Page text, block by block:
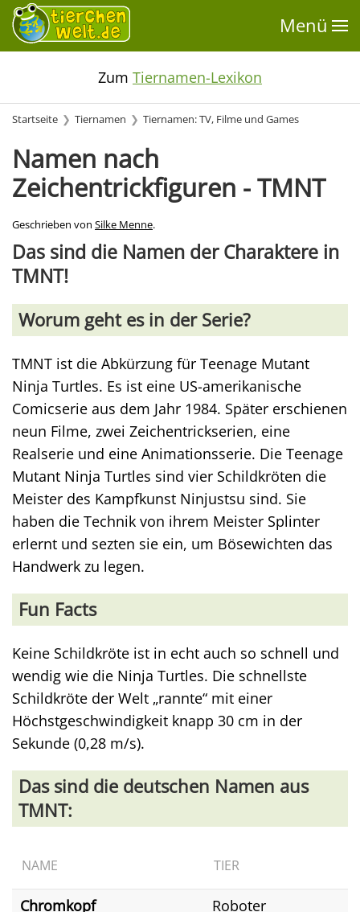
Menü
Zum Tiernamen-Lexikon
Startseite Tiernamen Tiernamen: TV, Filme und Games
Namen nach
Zeichentrickfiguren - TMNT
Geschrieben von Silke Menne.
Das sind die Namen der Charaktere in
TMNT!
Worum geht es in der Serie?
TMNT ist die Abkürzung für Teenage Mutant
Ninja Turtles. Es ist eine US-amerikanische
Comicserie aus dem Jahr 1984. Später erschienen
neun Filme, zwei Zeichentrickserien, eine
Realserie und eine Animationsserie. Die Teenage
Mutant Ninja Turtles sind vier Schildkröten die
Meister des Kampfkunst Ninjustsu sind. Sie
haben die Technik von ihrem Meister Splinter
erlernt und sezten sie ein, um Bösewichten das
Handwerk zu legen.
Fun Facts
Keine Schildkröte ist in echt auch so schnell und
wendig wie die Ninja Turtles. Die schnellste
Schildkröte der Welt „rannte“ mit einer
Höchstgeschwindigkeit knapp 30 cm in der
Sekunde (0,28 m/s).
Das sind die deutschen Namen aus
TMNT:
NAME TIER
Chromkopf
Roboter